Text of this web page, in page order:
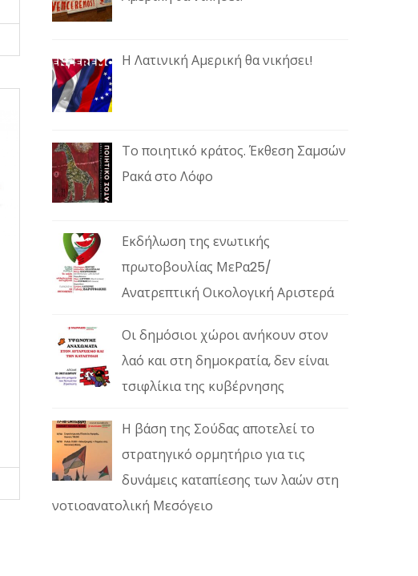
Η Λατινική Αμερική θα νικήσει!
Το ποιητικό κράτος. Έκθεση Σαμσών
Ρακά στο Λόφο
Εκδήλωση της ενωτικής
πρωτοβουλίας ΜεΡα25/
Ανατρεπτική Οικολογική Αριστερά
Οι δημόσιοι χώροι ανήκουν στον
λαό και στη δημοκρατία, δεν είναι
τσιφλίκια της κυβέρνησης
Η βάση της Σούδας αποτελεί το
στρατηγικό ορμητήριο για τις
δυνάμεις καταπίεσης των λαών στη
νοτιοανατολική Μεσόγειο